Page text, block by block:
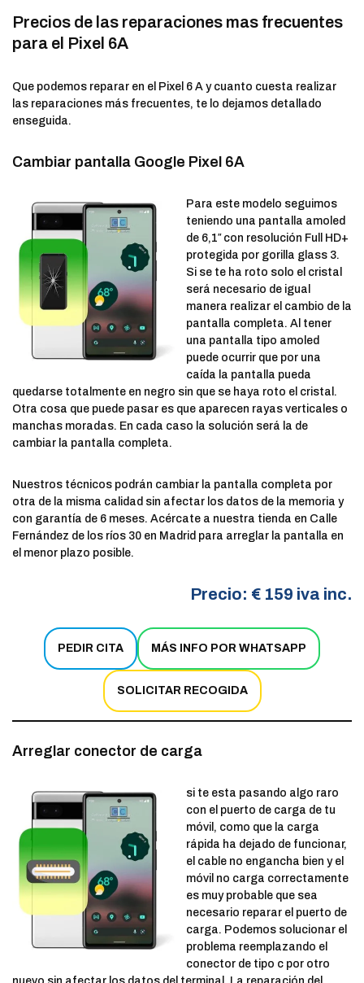
Precios de las reparaciones mas frecuentes
para el Pixel 6A
Que podemos reparar en el Pixel 6 A y cuanto cuesta realizar
las reparaciones más frecuentes, te lo dejamos detallado
enseguida.
Cambiar pantalla Google Pixel 6A
Para este modelo seguimos
teniendo una pantalla amoled
de 6,1″ con resolución Full HD+
protegida por gorilla glass 3.
Si se te ha roto solo el cristal
será necesario de igual
manera realizar el cambio de la
pantalla completa. Al tener
una pantalla tipo amoled
puede ocurrir que por una
caída la pantalla pueda
quedarse totalmente en negro sin que se haya roto el cristal.
Otra cosa que puede pasar es que aparecen rayas verticales o
manchas moradas. En cada caso la solución será la de
cambiar la pantalla completa.
Nuestros técnicos podrán cambiar la pantalla completa por
otra de la misma calidad sin afectar los datos de la memoria y
con garantía de 6 meses. Acércate a nuestra tienda en Calle
Fernández de los ríos 30 en Madrid para arreglar la pantalla en
el menor plazo posible.
Precio: € 159 iva inc.
PEDIR CITA MÁS INFO POR WHATSAPP
SOLICITAR RECOGIDA
Arreglar conector de carga
si te esta pasando algo raro
con el puerto de carga de tu
móvil, como que la carga
rápida ha dejado de funcionar,
el cable no engancha bien y el
móvil no carga correctamente
es muy probable que sea
necesario reparar el puerto de
carga. Podemos solucionar el
problema reemplazando el
conector de tipo c por otro